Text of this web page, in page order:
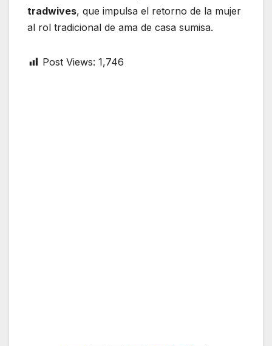
tradwives, que impulsa el retorno de la mujer
al rol tradicional de ama de casa sumisa.
Post Views: 1,746